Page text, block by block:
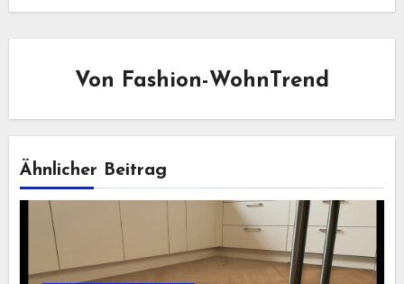
Von Fashion-WohnTrend
Ähnlicher Beitrag